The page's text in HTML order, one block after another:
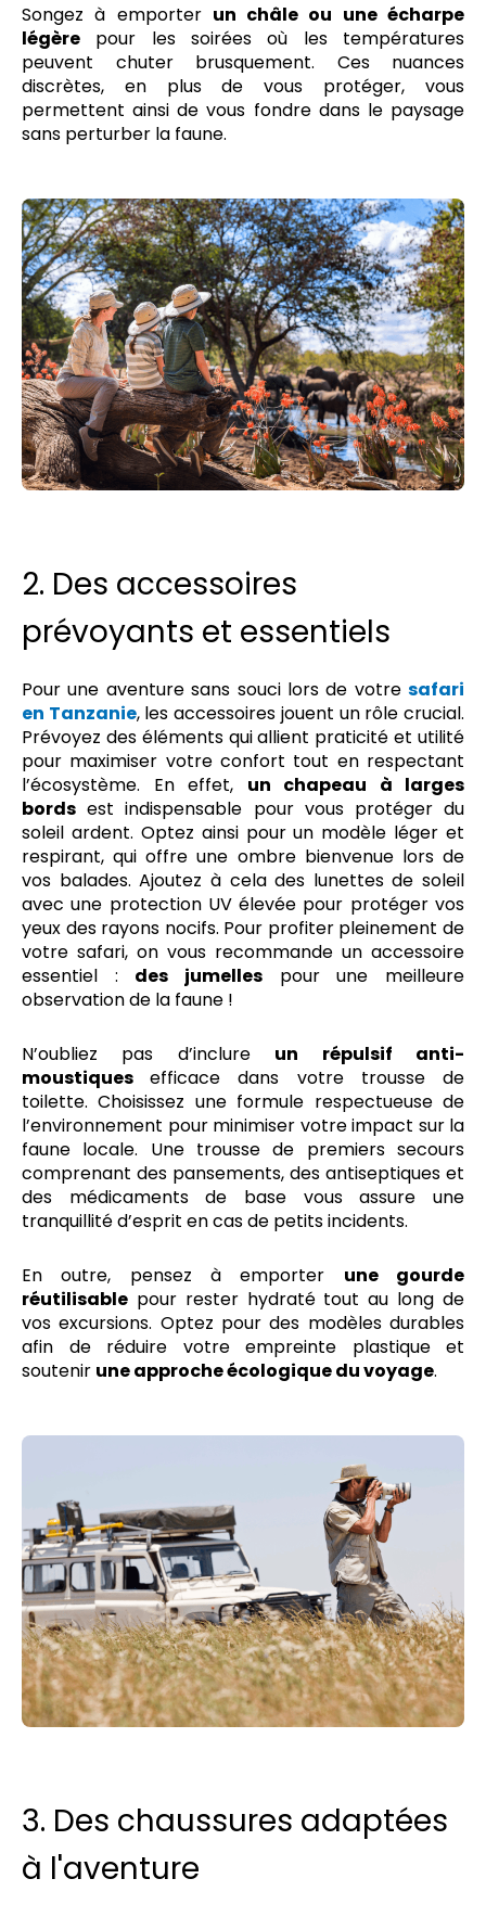
Songez à emporter un châle ou une écharpe
légère pour les soirées où les températures
peuvent chuter brusquement. Ces nuances
discrètes, en plus de vous protéger, vous
permettent ainsi de vous fondre dans le paysage
sans perturber la faune.
2. Des accessoires
prévoyants et essentiels
Pour une aventure sans souci lors de votre safari
en Tanzanie, les accessoires jouent un rôle crucial.
Prévoyez des éléments qui allient praticité et utilité
pour maximiser votre confort tout en respectant
l’écosystème. En effet, un chapeau à larges
bords est indispensable pour vous protéger du
soleil ardent. Optez ainsi pour un modèle léger et
respirant, qui offre une ombre bienvenue lors de
vos balades. Ajoutez à cela des lunettes de soleil
avec une protection UV élevée pour protéger vos
yeux des rayons nocifs. Pour profiter pleinement de
votre safari, on vous recommande un accessoire
essentiel : des jumelles pour une meilleure
observation de la faune !
N’oubliez pas d’inclure un répulsif anti-
moustiquesefficace dans votre trousse de
toilette. Choisissez une formule respectueuse de
l’environnement pour minimiser votre impact sur la
faune locale. Une trousse de premiers secours
comprenant des pansements, des antiseptiques et
des médicaments de base vous assure une
tranquillité d’esprit en cas de petits incidents.
En outre, pensez à emporter une gourde
réutilisable pour rester hydraté tout au long de
vos excursions. Optez pour des modèles durables
afin de réduire votre empreinte plastique et
soutenir une approche écologique du voyage.
3. Des chaussures adaptées
à l'aventure